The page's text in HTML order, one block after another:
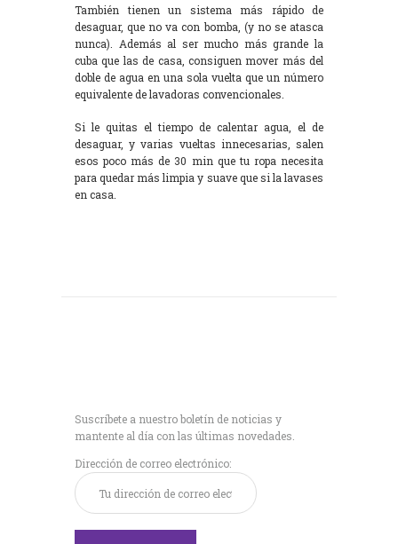
También tienen un sistema más rápido de
desaguar, que no va con bomba, (y no se atasca
nunca). Además al ser mucho más grande la
cuba que las de casa, consiguen mover más del
doble de agua en una sola vuelta que un número
equivalente de lavadoras convencionales.
Si le quitas el tiempo de calentar agua, el de
desaguar, y varias vueltas innecesarias, salen
esos poco más de 30 min que tu ropa necesita
para quedar más limpia y suave que si la lavases
en casa.
Suscríbete a nuestro boletín de noticias y
mantente al día con las últimas novedades.
Dirección de correo electrónico: